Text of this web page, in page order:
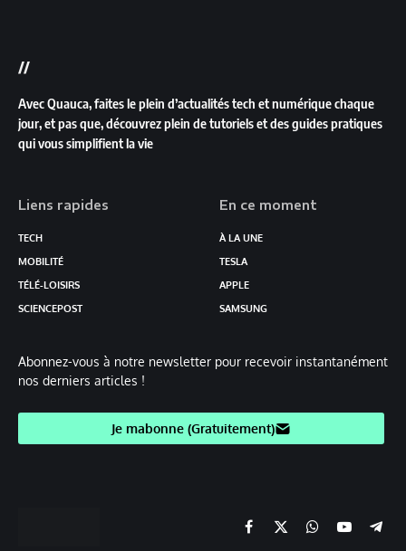
//
Avec Quauca, faites le plein d’actualités tech et numérique chaque
jour, et pas que, découvrez plein de tutoriels et des guides pratiques
qui vous simplifient la vie
Liens rapides
TECH
MOBILITÉ
TÉLÉ-LOISIRS
SCIENCEPOST
En ce moment
À LA UNE
TESLA
APPLE
SAMSUNG
Abonnez-vous à notre newsletter pour recevoir instantanément
nos derniers articles !
Je mabonne (Gratuitement)
Facebook
X
ChaineYouTube